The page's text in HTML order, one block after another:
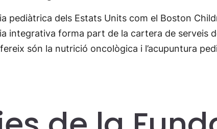
pediàtrica dels Estats Units com el Boston
integrativa forma part de la cartera de serveis
són la nutrició oncològica i l’acupuntura